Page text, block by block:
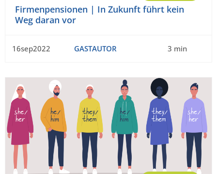
Firmenpensionen | In Zukunft führt kein
Weg daran vor
16sep2022 GASTAUTOR 3 min